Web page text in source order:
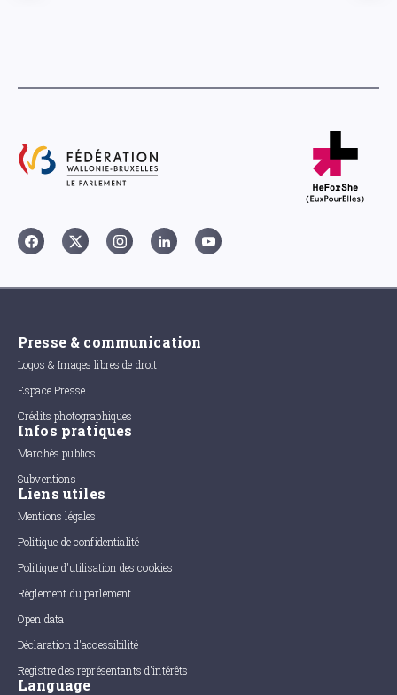
Presse & communication
Logos & Images libres de droit
Espace Presse
Crédits photographiques
Infos pratiques
Marchés publics
Subventions
Liens utiles
Mentions légales
Politique de confidentialité
Politique d'utilisation des cookies
Règlement du parlement
Open data
Déclaration d'accessibilité
Registre des représentants d'intérêts
Language